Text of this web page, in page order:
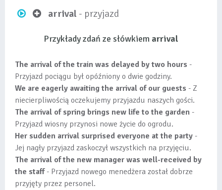
arrival - przyjazd
Przykłady zdań ze słówkiem arrival
The arrival of the train was delayed by two hours -
Przyjazd pociągu był opóźniony o dwie godziny.
We are eagerly awaiting the arrival of our guests - Z
niecierpliwością oczekujemy przyjazdu naszych gości.
The arrival of spring brings new life to the garden -
Przyjazd wiosny przynosi nowe życie do ogrodu.
Her sudden arrival surprised everyone at the party -
Jej nagły przyjazd zaskoczył wszystkich na przyjęciu.
The arrival of the new manager was well-received by
the staff- Przyjazd nowego menedżera został dobrze
przyjęty przez personel.